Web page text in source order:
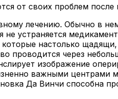
от своих проблем
лечению. Обычно в
не устраняется
настолько щадящи,
проводится через
изображение
важными центрами
Да Винчи способна